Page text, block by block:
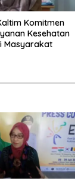
Komitmen
Kesehatan
Masyarakat